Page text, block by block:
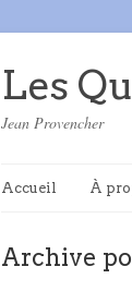
Les
Jean Provencher
Accueil À
Archive